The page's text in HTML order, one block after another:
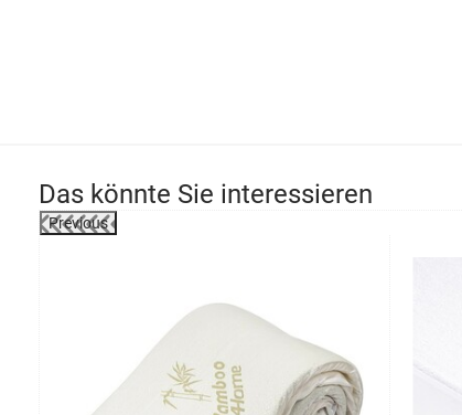
Das könnte Sie interessieren
Previous